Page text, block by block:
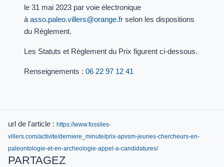
le 31 mai 2023 par voie électronique
à asso.paleo.villers@orange.fr selon les dispositions
du Règlement.
Les Statuts et Règlement du Prix figurent ci-dessous.
Renseignements : 06 22 97 12 41
url de l'article : https://www.fossiles-
villers.com/activite/derniere_minute/prix-apvsm-jeunes-chercheurs-en-
paleontologie-et-en-archeologie-appel-a-candidatures/
PARTAGEZ